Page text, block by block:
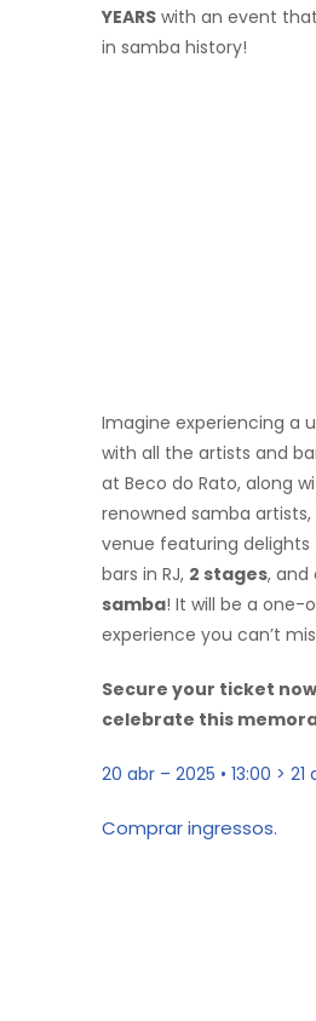
YEARS with an event
in samba history!
Imagine experiencing a
with all the artists and
at Beco do Rato, along
renowned samba artists,
venue featuring
bars in RJ, 2 stages, and
samba! It will be a one-
experience you can’t
Secure your ticket
celebrate this
20 abr – 2025 • 13:00 >
Comprar ingressos.